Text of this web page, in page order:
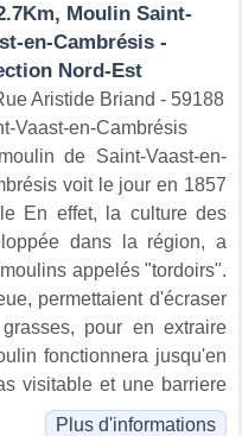
Moulin Saint-
en-Cambrésis -
Nord-Est
Aristide Briand - 59188
Vaast-en-Cambrésis
de Saint-Vaast-en-
voit le jour en 1857
En effet, la culture des
dans la région, a
appelés "tordoirs".
permettaient d'écraser
pour en extraire
fonctionnera jusqu'en
visitable et une barriere
Plus d'informations